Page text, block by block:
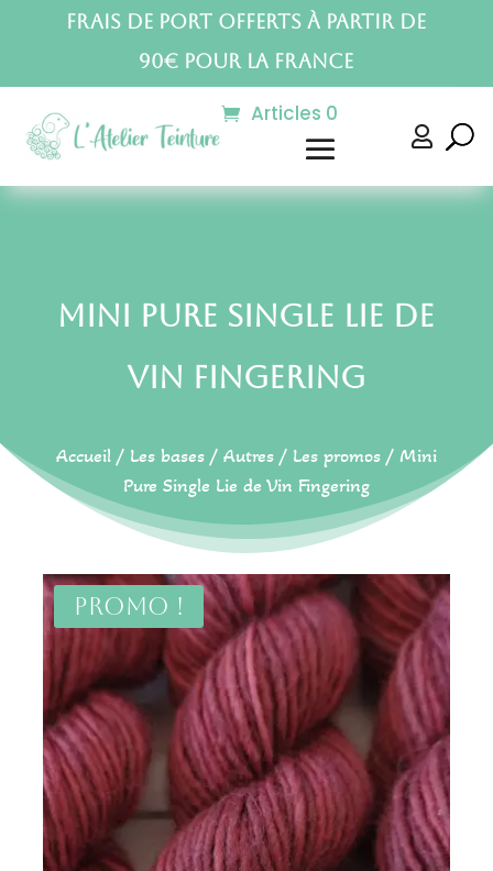
Frais de port offerts à partir de
90€ pour la France
Articles 0

Mini Pure Single Lie de
Vin Fingering
Accueil/ Les bases/ Autres/ Les promos/ Mini
Pure Single Lie de Vin Fingering
Promo !